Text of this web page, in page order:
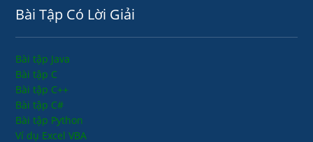
Bài Tập Có Lời Giải
Bài tập Java
Bài tập C
Bài tập C++
Bài tập C#
Bài tập Python
Ví dụ Excel VBA